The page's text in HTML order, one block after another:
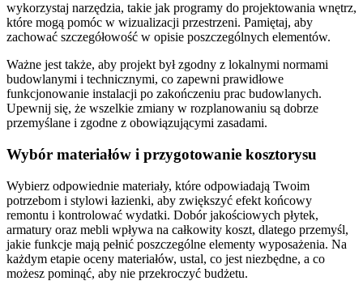
wykorzystaj narzędzia, takie jak programy do projektowania wnętrz,
które mogą pomóc w wizualizacji przestrzeni. Pamiętaj, aby
zachować szczegółowość w opisie poszczególnych elementów.
Ważne jest także, aby projekt był zgodny z lokalnymi normami
budowlanymi i technicznymi, co zapewni prawidłowe
funkcjonowanie instalacji po zakończeniu prac budowlanych.
Upewnij się, że wszelkie zmiany w rozplanowaniu są dobrze
przemyślane i zgodne z obowiązującymi zasadami.
Wybór materiałów i przygotowanie kosztorysu
Wybierz odpowiednie materiały, które odpowiadają Twoim
potrzebom i stylowi łazienki, aby zwiększyć efekt końcowy
remontu i kontrolować wydatki. Dobór jakościowych płytek,
armatury oraz mebli wpływa na całkowity koszt, dlatego przemyśl,
jakie funkcje mają pełnić poszczególne elementy wyposażenia. Na
każdym etapie oceny materiałów, ustal, co jest niezbędne, a co
możesz pominąć, aby nie przekroczyć budżetu.